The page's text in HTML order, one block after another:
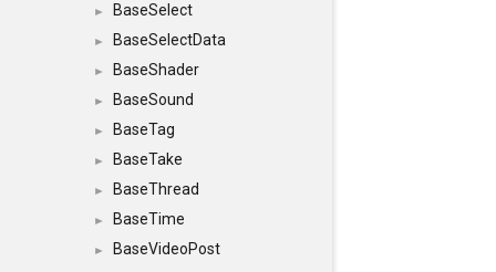
► BaseSelect
► BaseSelectData
► BaseShader
► BaseSound
► BaseTag
► BaseTake
► BaseThread
► BaseTime
►
BaseVideoPost